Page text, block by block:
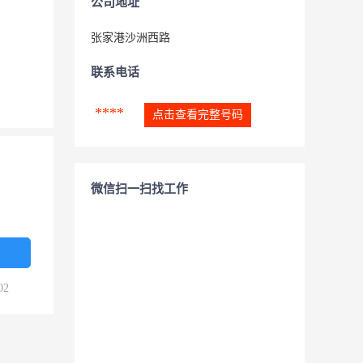
张家港沙洲西路
联系电话
**** 点击查看完整号码
微信扫一扫找工作